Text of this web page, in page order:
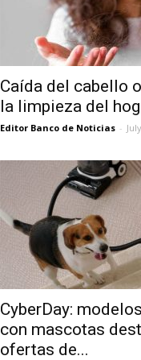
Caída del cabello
la limpieza del
Editor Banco de Noticias -
CyberDay:
con mascotas
ofertas de...